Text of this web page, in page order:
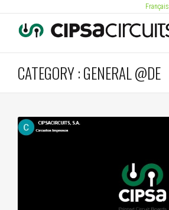
Français
CATEGORY : GENERAL @DE